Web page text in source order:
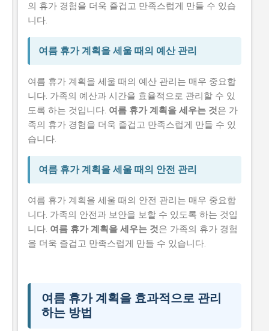
의 휴가 경험을 더욱 즐겁고 만족스럽게 만들 수 있습
니다.
여름 휴가 계획을 세울 때의 예산 관리
여름 휴가 계획을 세울 때의 예산 관리는 매우 중요합
니다. 가족의 예산과 시간을 효율적으로 관리할 수 있
도록 하는 것입니다. 여름 휴가 계획을 세우는 것은 가
족의 휴가 경험을 더욱 즐겁고 만족스럽게 만들 수 있
습니다.
여름 휴가 계획을 세울 때의 안전 관리
여름 휴가 계획을 세울 때의 안전 관리는 매우 중요합
니다. 가족의 안전과 보안을 보할 수 있도록 하는 것입
니다. 여름 휴가 계획을 세우는 것은 가족의 휴가 경험
을 더욱 즐겁고 만족스럽게 만들 수 있습니다.
여름 휴가 계획을 효과적으로 관리
하는 방법